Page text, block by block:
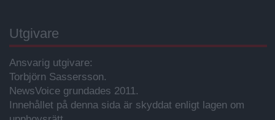
Utgivare
Ansvarig utgivare:
Torbjörn Sassersson.
NewsVoice grundades 2011.
Innehållet på denna sida är skyddat enligt lagen om